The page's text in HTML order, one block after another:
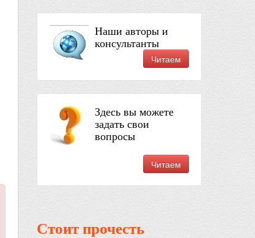
Наши авторы и
консультанты
Читаем
Здесь вы можете
задать свои
вопросы
Читаем
Стоит прочесть